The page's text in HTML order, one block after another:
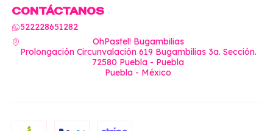
CONTÁCTANOS
522228651282
OhPastel! Bugambilias
Prolongación Circunvalación 619 Bugambilias 3a. Sección.
72580 Puebla - Puebla
Puebla - México